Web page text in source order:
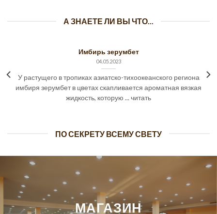
А ЗНАЕТЕ ЛИ ВЫ ЧТО...
Имбирь зерумбет
04.05.2023
У растущего в тропиках азиатско-тихоокеанского региона
имбиря зерумбет в цветах скапливается ароматная вязкая
жидкость, которую ... читать
ПО СЕКРЕТУ ВСЕМУ СВЕТУ
МАГАЗИН